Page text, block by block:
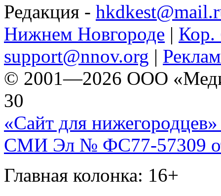
Редакция -
Нижнем Новгороде | Кор.
support@nnov.org |
© 2001—2026 ООО
30
«Сайт для нижегородцев»
СМИ Эл № ФС77-57309
Главная колонка: 16+